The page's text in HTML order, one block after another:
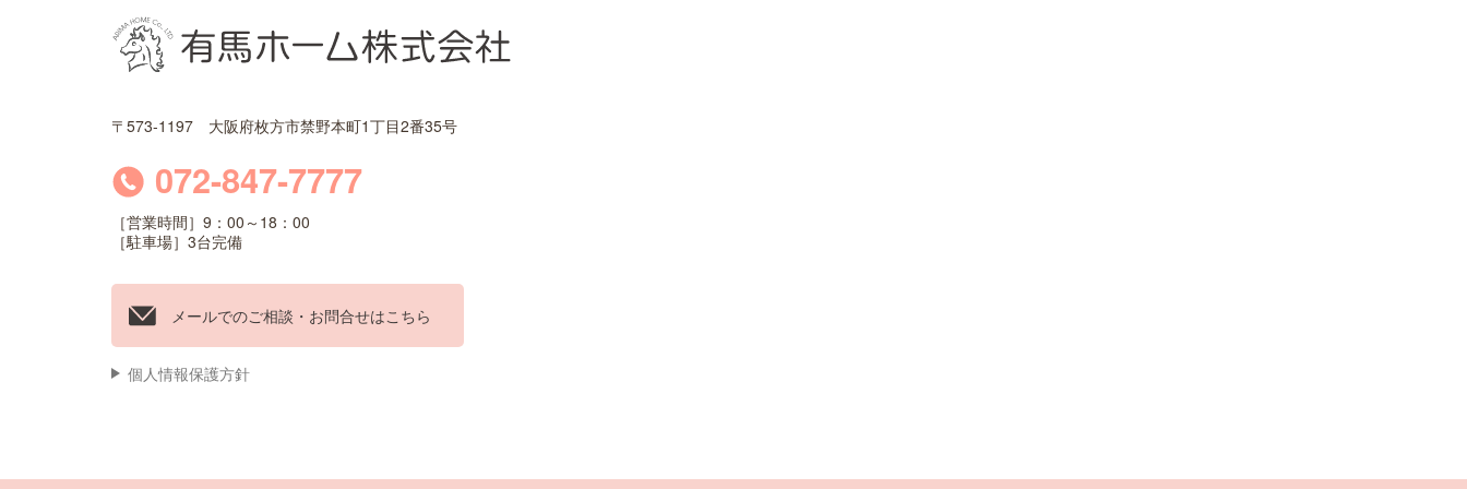
〒573-1197 大阪府枚方市禁野本町1丁目2番35号
072-847-7777
［営業時間］9：00～18：00
［駐車場］3台完備
メールでのご相談・お問合せはこちら
個人情報保護方針